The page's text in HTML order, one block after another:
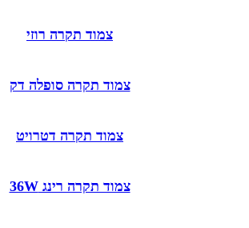
צמוד תקרה רוזי
צמוד תקרה סופלה דק
צמוד תקרה דטרויט
צמוד תקרה רינג 36W